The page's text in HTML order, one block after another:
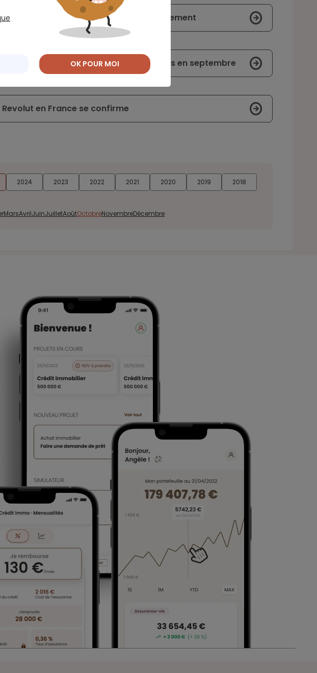
provisoire d’établissement de paiement
dans les banques traditionnelles en septembre
en France se confirme
2024 2023 2022 2021 2020 2019
2018
MarsAvrilJuinJuilletAoûtOctobreNovembreDécembre
OK POUR MOI